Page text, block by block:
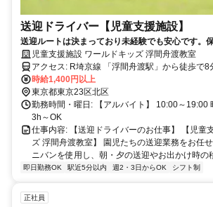
送迎ドライバー【児童支援施設】
送迎ルートは決まっており未経験でも安心です。
らの「ありがとう」が直接もらえる、やりがいの
児童支援施設 ワールドキッズ 浮間舟渡教室
アクセス: R埼京線 「浮間舟渡駅」から徒歩で8分 JR埼京線 「北赤羽
駅」から徒歩で13分
時給1,400円以上
東京都東京23区北区
勤務時間・曜日: 【アルバイト】 10:00～19:00
3h～OK
仕事内容: 【送迎ドライバーのお仕事】 【児童
ズ 浮間舟渡教室】 園児たちの送迎業務をお任
ニバンを使用し、朝・夕の送迎やお出かけ時の
即日勤務OK 駅近5分以内 週2・3日からOK シフト制
正社員